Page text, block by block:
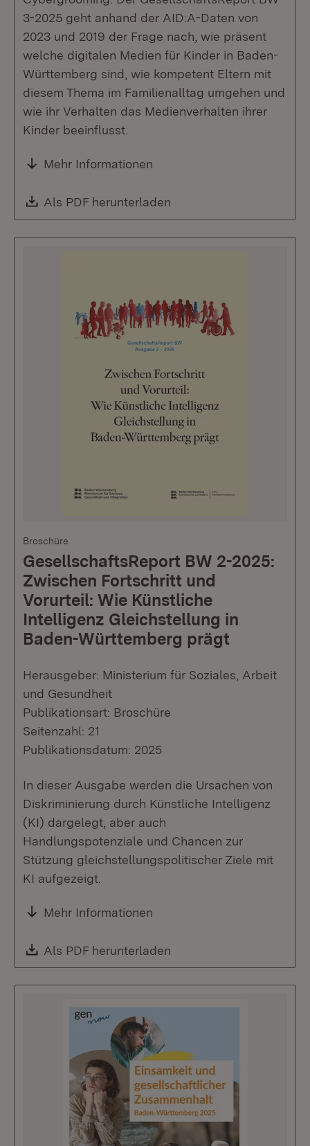
3-2025 geht anhand der AID:A-Daten von
2023 und 2019 der Frage nach, wie präsent
welche digitalen Medien für Kinder in Baden-
Württemberg sind, wie kompetent Eltern mit
diesem Thema im Familienalltag umgehen und
wie ihr Verhalten das Medienverhalten ihrer
Kinder beeinflusst.
Mehr Informationen
Download:
Als PDF herunterladen
Broschüre
GesellschaftsReport BW 2-2025:
Zwischen Fortschritt und
Vorurteil: Wie Künstliche
Intelligenz Gleichstellung in
Baden-Württemberg prägt
Herausgeber: Ministerium für Soziales, Arbeit
und Gesundheit
Publikationsart: Broschüre
Seitenzahl: 21
Publikationsdatum: 2025
In dieser Ausgabe werden die Ursachen von
Diskriminierung durch Künstliche Intelligenz
(KI) dargelegt, aber auch
Handlungspotenziale und Chancen zur
Stützung gleichstellungspolitischer Ziele mit
KI aufgezeigt.
Mehr Informationen
Download:
Als PDF herunterladen